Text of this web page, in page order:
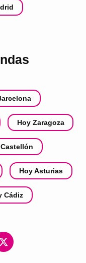
Hoy Zaragoza
Hoy Asturias
Cádiz